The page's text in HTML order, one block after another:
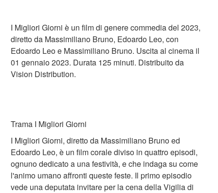
I Migliori Giorni è un film di genere commedia del 2023,
diretto da Massimiliano Bruno, Edoardo Leo, con
Edoardo Leo e Massimiliano Bruno. Uscita al cinema il
01 gennaio 2023. Durata 125 minuti. Distribuito da
Vision Distribution.
Trama I Migliori Giorni
I Migliori Giorni, diretto da Massimiliano Bruno ed
Edoardo Leo, è un film corale diviso in quattro episodi,
ognuno dedicato a una festività, e che indaga su come
l'animo umano affronti queste feste. Il primo episodio
vede una deputata invitare per la cena della Vigilia di